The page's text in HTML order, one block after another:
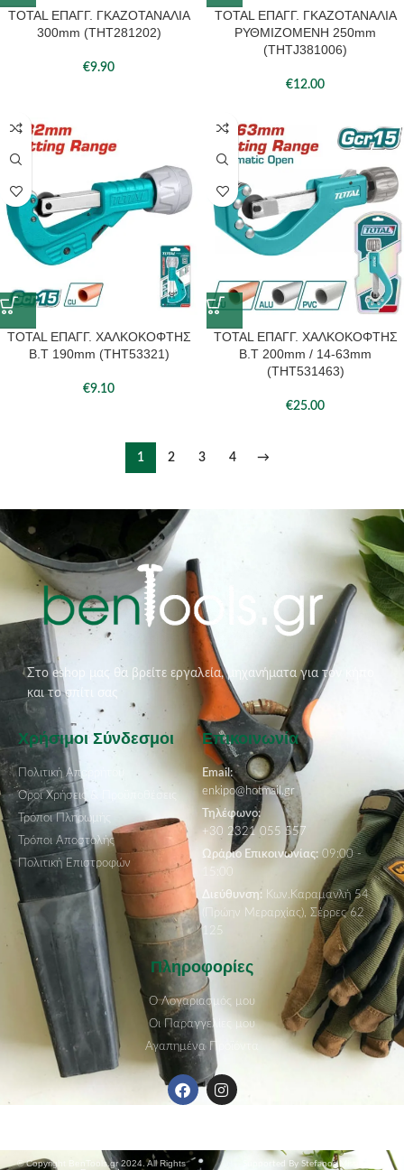
TOTAL ΕΠΑΓΓ. ΓΚΑΖΟΤΑΝΑΛΙΑ
300mm (THT281202)
€9.90
TOTAL ΕΠΑΓΓ. ΓΚΑΖΟΤΑΝΑΛΙΑ
ΡΥΘΜΙΖΟΜΕΝΗ 250mm
(THTJ381006)
€12.00
TOTAL ΕΠΑΓΓ. ΧΑΛΚΟΚΟΦΤΗΣ
Β.Τ 190mm (THT53321)
€9.10
TOTAL ΕΠΑΓΓ. ΧΑΛΚΟΚΟΦΤΗΣ
Β.Τ 200mm / 14-63mm
(THT531463)
€25.00
1 2 3 4 →
Στο eshop μας θα βρείτε εργαλεία, μηχανήματα για τον κήπο
και το σπίτι σας
Χρήσιμοι Σύνδεσμοι
Πολιτική Απορρήτου
Όροι Χρήσεις & Προϋποθέσεις
Τρόποι Πληρωμής
Τρόποι Αποστολής
Πολιτική Επιστροφών
Επικοινωνία
Email:
enkipo@hotmail.gr
Τηλέφωνο:
+30 2321 055 557
Ωράριο Επικοινωνίας: 09:00 -
15:00
Διεύθυνση: Κων.Καραμανλή 54
(Πρώην Μεραρχίας), Σέρρες 62
125
Πληροφορίες
Ο Λογαριασμός μου
Οι Παραγγελίες μου
Αγαπημένα Προϊόντα
© Copyright BenTools.gr 2024. All Rights
Supported By Stefanos Missin